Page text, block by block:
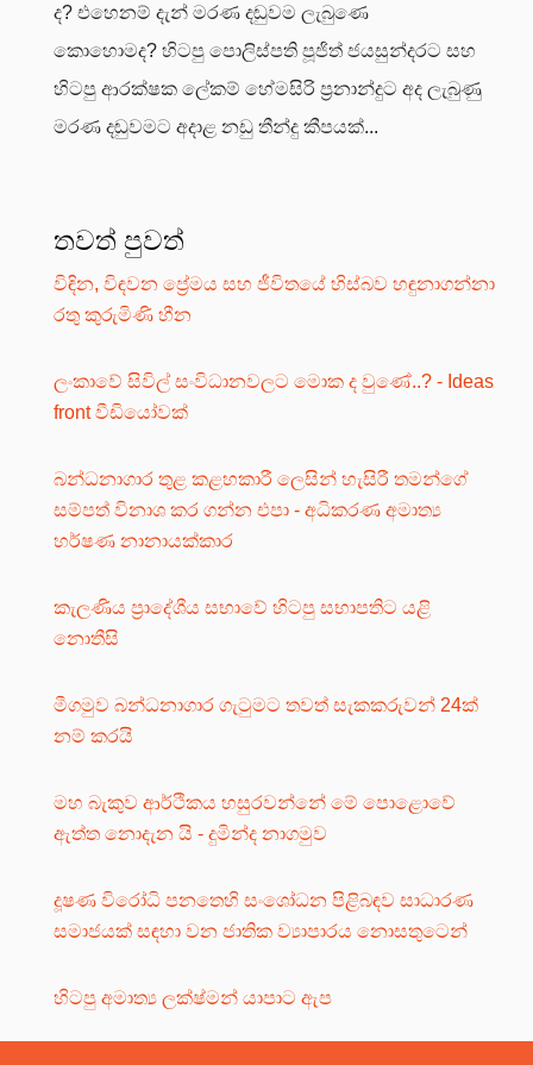
ද? එහෙනම් දැන් මරණ දඬුවම ලැබුණෙ
කොහොමද? හිටපු පොලිස්පති පූජිත් ජයසුන්දරට සහ
හිටපු ආරක්ෂක ලේකම් හේමසිරි ප්‍රනාන්දුට අද ලැබුණු
මරණ දඬුවමට අදාළ නඩු තීන්දු කීපයක්...
තවත් පුවත්
විඳින, විඳවන ප්‍රේමය සහ ජීවිතයේ හිස්බව හඳුනාගන්නා
රතු කුරුමිණි හීන
ලංකාවේ සිවිල් සංවිධානවලට මොක ද වුණේ..? - Ideas
front වීඩියෝවක්
බන්ධනාගාර තුළ කළහකාරී ලෙසින් හැසිරී තමන්ගේ
සම්පත් විනාශ කර ගන්න එපා - අධිකරණ අමාත්‍ය
හර්ෂණ නානායක්කාර
කැලණිය ප්‍රාදේශීය සභාවේ හිටපු සභාපතිට යළි
නොතීසි
මීගමුව බන්ධනාගාර ගැටුමට තවත් සැකකරුවන් 24ක්
නම් කරයි
මහ බැකුව ආර්ථිකය හසුරවන්නේ මේ පොළොවේ
ඇත්ත නොදැන යි - දුමින්ද නාගමුව
දූෂණ විරෝධි පනතෙහි සංශෝධන පිළිබඳව සාධාරණ
සමාජයක් සඳහා වන ජාතික ව්‍යාපාරය නොසතුටෙන්
හිටපු අමාත්‍ය ලක්ෂ්මන් යාපාට ඇප